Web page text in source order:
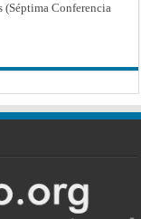
(Séptima Conferencia